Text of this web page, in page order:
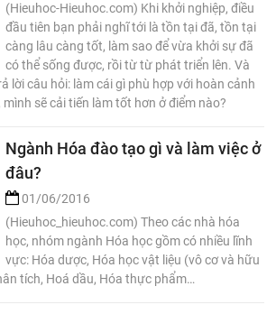
(Hieuhoc-Hieuhoc.com) Khi khởi nghiệp, điều
đầu tiên bạn phải nghĩ tới là tồn tại đã, tồn tại
càng lâu càng tốt, làm sao để vừa khởi sự đã
có thể sống được, rồi từ từ phát triển lên. Và
lời câu hỏi: làm cái gì phù hợp với hoàn cảnh
sẽ cải tiến làm tốt hơn ở điểm nào?
Ngành Hóa đào tạo gì và làm việc ở
đâu?
01/06/2016
(Hieuhoc_hieuhoc.com) Theo các nhà hóa
học, nhóm ngành Hóa học gồm có nhiều lĩnh
vực: Hóa dược, Hóa học vật liệu (vô cơ và hữu
tích, Hoá dầu, Hóa thực phẩm…